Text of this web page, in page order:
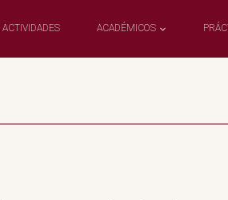
ACTIVIDADES ACADÉMICOS